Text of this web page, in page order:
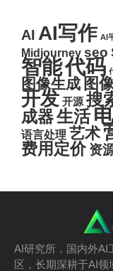
AI AI写作 AI
Midjourney seo
智能代码
图像生成 图
开发 开源 搜
成器生活
语言处理 艺术
费用定价 资
AI研究所，国内外AI
区，长期深耕于AI领